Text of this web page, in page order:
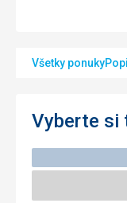
Všetky ponuky
Vyberte si